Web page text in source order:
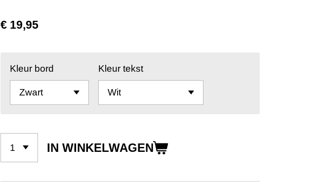
€ 19,95
Kleur bord Kleur tekst
IN WINKELWAGEN